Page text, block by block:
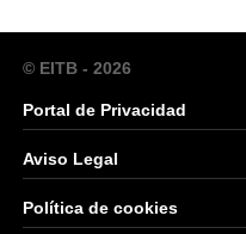
© EITB - 2026
Portal de Privacidad
Aviso Legal
Política de cookies